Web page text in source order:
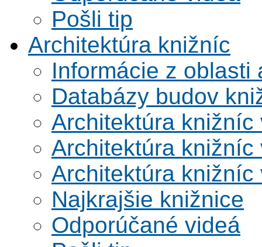
Pošli tip
Architektúra knižníc
Informácie z oblasti
Databázy budov
Architektúra knižníc
Architektúra knižníc
Architektúra knižníc
Najkrajšie knižnice
Odporúčané videá